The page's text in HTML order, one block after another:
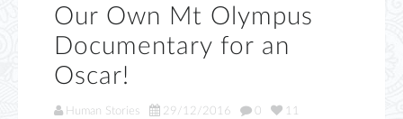
Our Own Mt Olympus
Documentary for an
Oscar!
Human Stories 29/12/2016 0 11